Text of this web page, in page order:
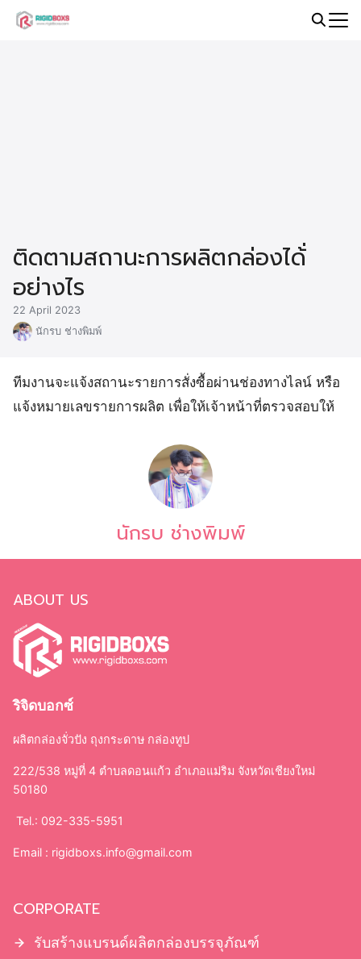
Skip
ติดตามสถานะการผลิตกล่องได้่
อย่างไร
22 April 2023
นักรบ ช่างพิมพ์
ทีมงานจะแจ้งสถานะรายการสั่งซื้อผ่านช่องทางไลน์ หรือ
แจ้งหมายเลขรายการผลิต เพื่อให้เจ้าหน้าที่ตรวจสอบให้
นักรบ ช่างพิมพ์
ABOUT US
ริจิดบอกซ์
ผลิตกล่องจั่วปัง ถุงกระดาษ กล่องทูป
222/538 หมู่ที่ 4 ตำบลดอนแก้ว อำเภอแม่ริม จังหวัดเชียงใหม่
50180
Tel.: 092-335-5951
Email : rigidboxs.info@gmail.com
CORPORATE
รับสร้างแบรนด์ผลิตกล่องบรรจุภัณฑ์